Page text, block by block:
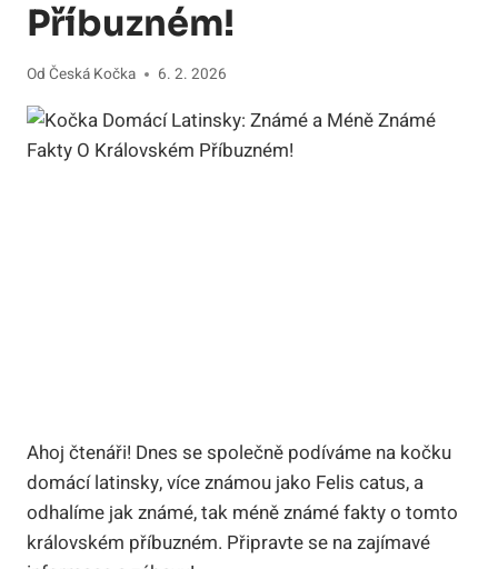
Příbuzném!
Od Česká Kočka 6. 2. 2026
Ahoj čtenáři! Dnes se společně podíváme na kočku
domácí latinsky, více známou jako Felis catus, a
odhalíme jak známé, tak méně známé fakty o tomto
královském příbuzném. Připravte se na zajímavé